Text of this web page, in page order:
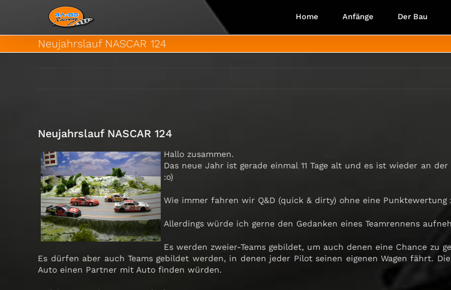
Home Anfänge Der Bau
Neujahrslauf NASCAR 124
Neujahrslauf NASCAR 124
Hallo zusammen.
Das neue Jahr ist gerade einmal 11 Tage alt und es ist wieder an
:o)
Wie immer fahren wir Q&D (quick & dirty) ohne eine Punktewertung
Allerdings würde ich gerne den Gedanken eines Teamrennens
Es werden zweier-Teams gebildet, um auch denen eine Chance zu
Es dürfen aber auch Teams gebildet werden, in denen jeder Pilot seinen eigenen Wagen fährt.
Auto einen Partner mit Auto finden würden.